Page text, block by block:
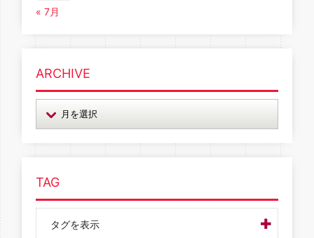
« 7月
ARCHIVE
TAG
タグを表示